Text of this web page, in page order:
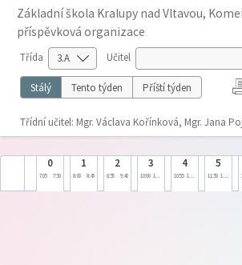
Základní škola Kralupy nad Vltavou,
příspěvková organizace
Třída Učitel
Stálý Tento týden Příští týden
Třídní učitel: Mgr. Václava Kořínková, Mgr. Jana
0
7:05 7:50
1
8:00 8:45
2
8:55 9:40
3
10:00 10:45
4
10:55 11:40
5
11:50 12:35